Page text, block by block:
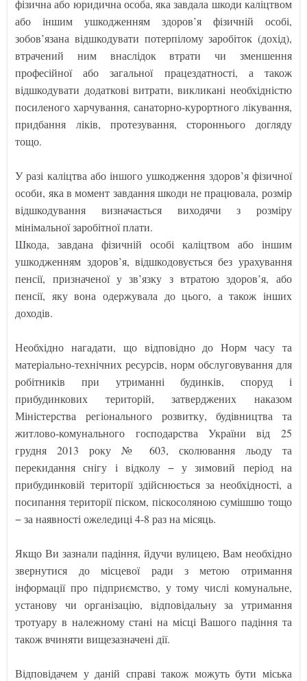
фізична або юридична особа, яка завдала шкоди каліцтвом
або іншим ушкодженням здоров’я фізичній особі,
зобов’язана відшкодувати потерпілому заробіток (дохід),
втрачений ним внаслідок втрати чи зменшення
професійної або загальної працездатності, а також
відшкодувати додаткові витрати, викликані необхідністю
посиленого харчування, санаторно-курортного лікування,
придбання ліків, протезування, стороннього догляду
тощо.
У разі каліцтва або іншого ушкодження здоров’я фізичної
особи, яка в момент завдання шкоди не працювала, розмір
відшкодування визначається виходячи з розміру
мінімальної заробітної плати.
Шкода, завдана фізичній особі каліцтвом або іншим
ушкодженням здоров’я, відшкодовується без урахування
пенсії, призначеної у зв’язку з втратою здоров’я, або
пенсії, яку вона одержувала до цього, а також інших
доходів.
Необхідно нагадати, що відповідно до Норм часу та
матеріально-технічних ресурсів, норм обслуговування для
робітників при утриманні будинків, споруд і
прибудинкових територій, затверджених наказом
Міністерства регіонального розвитку, будівництва та
житлово-комунального господарства України від 25
грудня 2013 року № 603, сколювання льоду та
перекидання снігу і відколу − у зимовий період на
прибудинковій території здійснюється за необхідності, а
посипання території піском, піскосоляною сумішшю тощо
− за наявності ожеледиці 4-8 раз на місяць.
Якщо Ви зазнали падіння, йдучи вулицею, Вам необхідно
звернутися до місцевої ради з метою отримання
інформації про підприємство, у тому числі комунальне,
установу чи організацію, відповідальну за утримання
тротуару в належному стані на місці Вашого падіння та
також вчиняти вищезазначені дії.
Відповідачем у даній справі також можуть бути міська